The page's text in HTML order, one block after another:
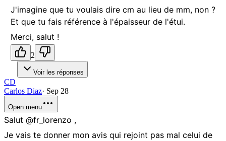
J'imagine que tu voulais dire cm au lieu de mm, non ?
Et que tu fais référence à l'épaisseur de l'étui.
Merci, salut !
2
Voir les réponses
CD
Carlos Diaz· Sep 28
Open menu
Salut @fr_lorenzo ,
Je vais te donner mon avis qui rejoint pas mal celui de